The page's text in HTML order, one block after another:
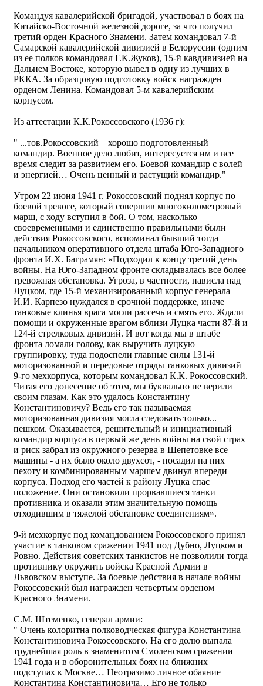
Командуя кавалерийской бригадой, участвовал в боях на
Китайско-Восточной железной дороге, за что получил
третий орден Красного Знамени. Затем командовал 7-й
Самарской кавалерийской дивизией в Белоруссии (одним
из ее полков командовал Г.К.Жуков), 15-й кавдивизией на
Дальнем Востоке, которую вывел в одну из лучших в
РККА. За образцовую подготовку войск награжден
орденом Ленина. Командовал 5-м кавалерийским
корпусом.
Из аттестации К.К.Рокоссовского (1936 г):
" ...тов.Рокоссовский – хорошо подготовленный
командир. Военное дело любит, интересуется им и все
время следит за развитием его. Боевой командир с волей
и энергией… Очень ценный и растущий командир."
Утром 22 июня 1941 г. Рокоссовский поднял корпус по
боевой тревоге, который совершив многокилометровый
марш, с ходу вступил в бой. О том, насколько
своевременными и единственно правильными были
действия Рокоссовского, вспоминал бывший тогда
начальником оперативного отдела штаба Юго-Западного
фронта И.Х. Баграмян: «Подходил к концу третий день
войны. На Юго-Западном фронте складывалась все более
тревожная обстановка. Угроза, в частности, нависла над
Луцком, где 15-й механизированный корпус генерала
И.И. Карпезо нуждался в срочной поддержке, иначе
танковые клинья врага могли рассечь и смять его. Ждали
помощи и окруженные врагом вблизи Луцка части 87-й и
124-й стрелковых дивизий. И вот когда мы в штабе
фронта ломали голову, как выручить луцкую
группировку, туда подоспели главные силы 131-й
моторизованной и передовые отряды танковых дивизий
9-го мехкорпуса, которым командовал К.К. Рокоссовский.
Читая его донесение об этом, мы буквально не верили
своим глазам. Как это удалось Константину
Константиновичу? Ведь его так называемая
моторизованная дивизия могла следовать только...
пешком. Оказывается, решительный и инициативный
командир корпуса в первый же день войны на свой страх
и риск забрал из окружного резерва в Шепетовке все
машины - а их было около двухсот, - посадил на них
пехоту и комбинированным маршем двинул впереди
корпуса. Подход его частей к району Луцка спас
положение. Они остановили прорвавшиеся танки
противника и оказали этим значительную помощь
отходившим в тяжелой обстановке соединениям».
9-й мехкорпус под командованием Рокоссовского принял
участие в танковом сражении 1941 под Дубно, Луцком и
Ровно. Действия советских танкистов не позволили тогда
противнику окружить войска Красной Армии в
Львовском выступе. За боевые действия в начале войны
Рокоссовский был награжден четвертым орденом
Красного Знамени.
С.М. Штеменко, генерал армии:
" Очень колоритна полководческая фигура Константина
Константиновича Рокоссовского. На его долю выпала
труднейшая роль в знаменитом Смоленском сражении
1941 года и в оборонительных боях на ближних
подступах к Москве… Неотразимо личное обаяние
Константина Константиновича… Его не только